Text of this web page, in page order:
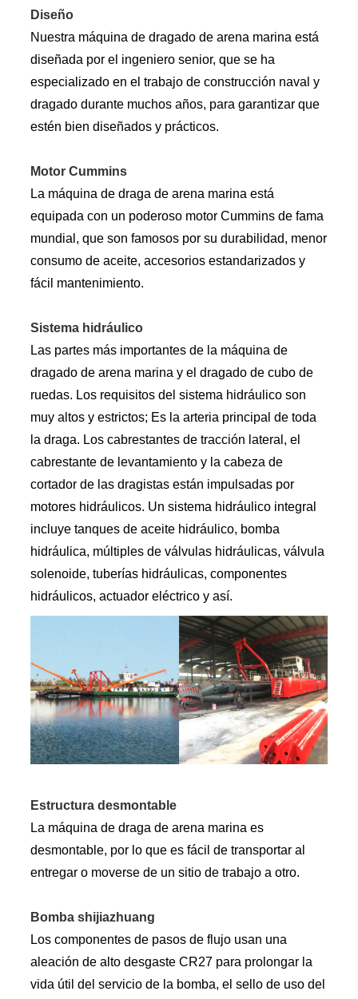
Diseño
Nuestra máquina de dragado de arena marina está
diseñada por el ingeniero senior, que se ha
especializado en el trabajo de construcción naval y
dragado durante muchos años, para garantizar que
estén bien diseñados y prácticos.
Motor Cummins
La máquina de draga de arena marina está
equipada con un poderoso motor Cummins de fama
mundial, que son famosos por su durabilidad, menor
consumo de aceite, accesorios estandarizados y
fácil mantenimiento.
Sistema hidráulico
Las partes más importantes de la máquina de
dragado de arena marina y el dragado de cubo de
ruedas. Los requisitos del sistema hidráulico son
muy altos y estrictos; Es la arteria principal de toda
la draga. Los cabrestantes de tracción lateral, el
cabrestante de levantamiento y la cabeza de
cortador de las dragistas están impulsadas por
motores hidráulicos. Un sistema hidráulico integral
incluye tanques de aceite hidráulico, bomba
hidráulica, múltiples de válvulas hidráulicas, válvula
solenoide, tuberías hidráulicas, componentes
hidráulicos, actuador eléctrico y así.
Estructura desmontable
La máquina de draga de arena marina es
desmontable, por lo que es fácil de transportar al
entregar o moverse de un sitio de trabajo a otro.
Bomba shijiazhuang
Los componentes de pasos de flujo usan una
aleación de alto desgaste CR27 para prolongar la
vida útil del servicio de la bomba, el sello de uso del